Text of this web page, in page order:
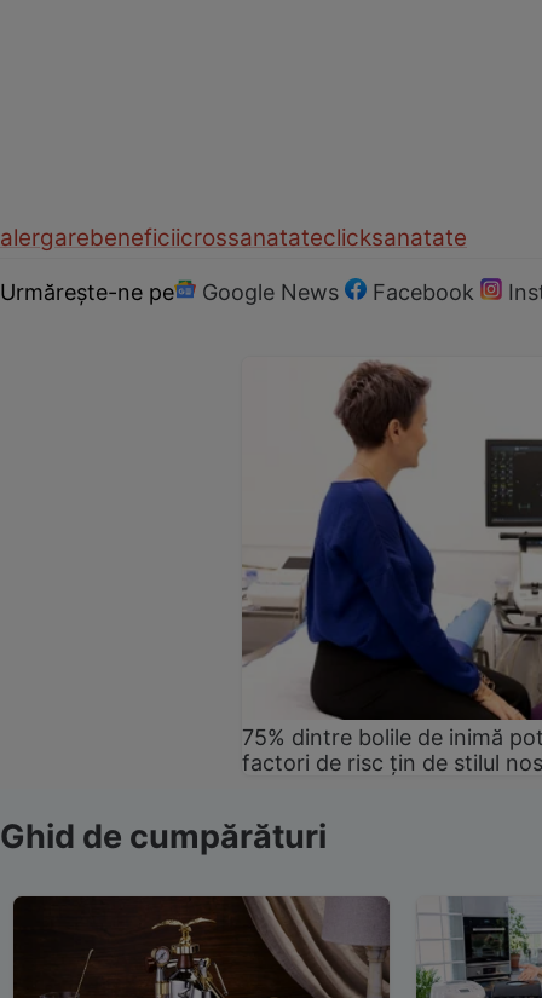
alergarebeneficiicrossanatateclicksanatate
Urmărește-ne pe Google News Facebook
75% dintre bolile de inimă
factori de risc țin de stilul
Ghid de cumpărături